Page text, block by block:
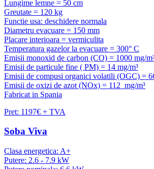
Lungime lemne = 50 cm
Greutate = 120 kg
Functie usa: deschidere normala
Diametru evacuare = 150 mm
Placare interioara = vermiculita
Temperatura gazelor la evacuare = 300° C
Emisii monoxid de carbon (CO) = 1000 mg/
Emisii de particule fine ( PM) = 14 mg/m³
Emisii de compusi organici volatili (OGC) =
Emisii de oxizi de azot (NOx) = 112 mg/m³
Fabricat in Spania
Pret: 1197€ + TVA
Soba Viva
Clasa energetica: A+
Putere: 2.6 - 7.9 kW